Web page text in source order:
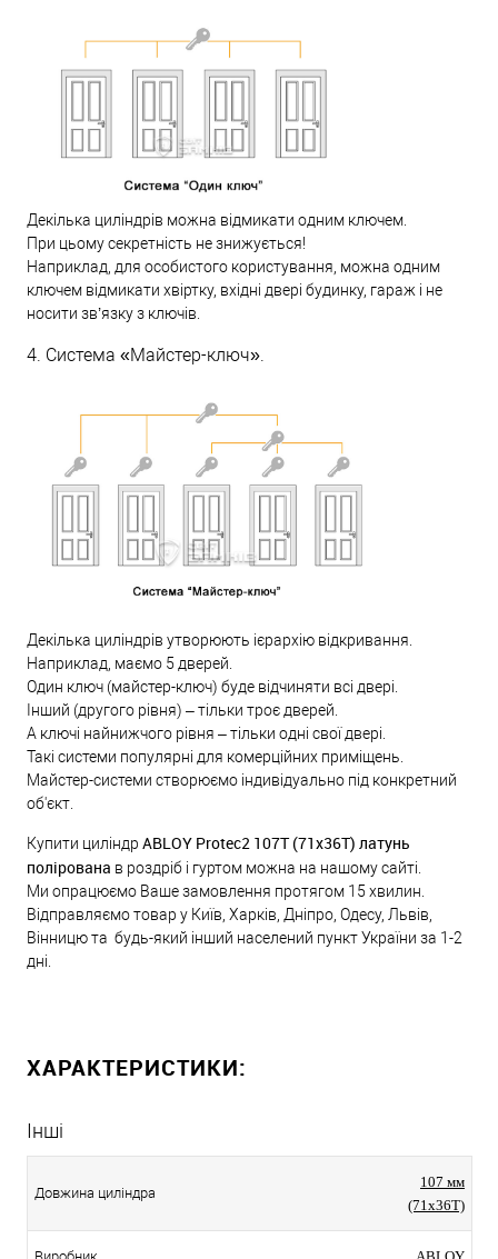
Декілька циліндрів можна відмикати одним ключем.
При цьому секретність не знижується!
Наприклад, для особистого користування, можна одним
ключем відмикати хвіртку, вхідні двері будинку, гараж і не
носити зв’язку з ключів.
4. Система «Майстер-ключ».
Декілька циліндрів утворюють ієрархію відкривання.
Наприклад, маємо 5 дверей.
Один ключ (майстер-ключ) буде відчиняти всі двері.
Інший (другого рівня) – тільки троє дверей.
А ключі найнижчого рівня – тільки одні свої двері.
Такі системи популярні для комерційних приміщень.
Майстер-системи створюємо індивідуально під конкретний
об'єкт.
Купити циліндр ABLOY Protec2 107T (71x36T) латунь
полірована в роздріб і гуртом можна на нашому сайті.
Ми опрацюємо Ваше замовлення протягом 15 хвилин.
Відправляємо товар у Київ, Харків, Дніпро, Одесу, Львів,
Вінницю та будь-який інший населений пункт України за 1-2
дні.
ХАРАКТЕРИСТИКИ:
Інші
Довжина циліндра
107 мм
(71x36T)